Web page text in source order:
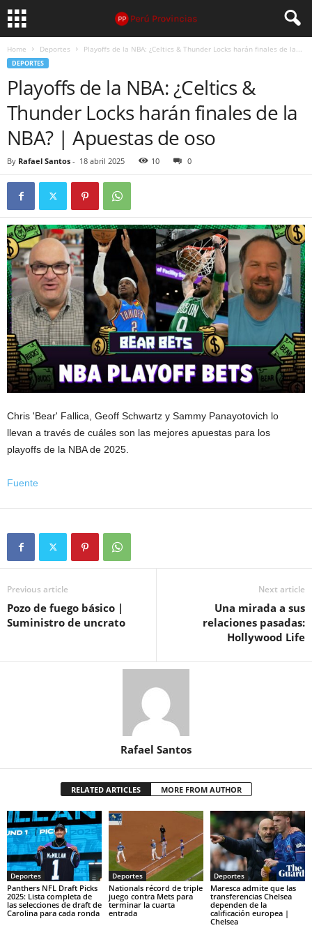
Home Deportes Playoffs de la NBA: ¿Celtics & Thunder Locks harán finales de la...
DEPORTES
Playoffs de la NBA: ¿Celtics &
Thunder Locks harán finales de la
NBA? | Apuestas de oso
By Rafael Santos - 18 abril 2025 10 0
Chris 'Bear' Fallica, Geoff Schwartz y Sammy Panayotovich lo
llevan a través de cuáles son las mejores apuestas para los
playoffs de la NBA de 2025.
Fuente
Previous article
Pozo de fuego básico |
Suministro de uncrato
Next article
Una mirada a sus
relaciones pasadas:
Hollywood Life
Rafael Santos
RELATED ARTICLES MORE FROM AUTHOR
Deportes
Panthers NFL Draft Picks
2025: Lista completa de
las selecciones de draft de
Carolina para cada ronda
Deportes
Nationals récord de triple
juego contra Mets para
terminar la cuarta
entrada
Deportes
Maresca admite que las
transferencias Chelsea
dependen de la
calificación europea |
Chelsea